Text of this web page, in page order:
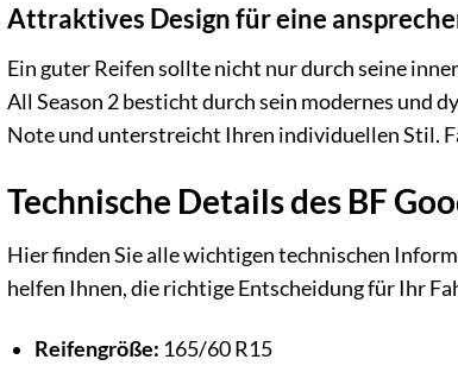
Attraktives Design für eine
Ein guter Reifen sollte nicht nur durch seine
All Season 2 besticht durch sein modernes und
Note und unterstreicht Ihren individuellen Stil.
Technische Details des BF
Hier finden Sie alle wichtigen technischen
helfen Ihnen, die richtige Entscheidung für Ihr
Reifengröße: 165/60 R15